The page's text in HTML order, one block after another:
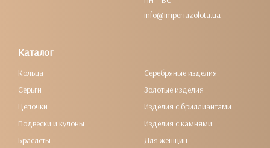
info@imperiazolota.ua
Каталог
Кольца
Серьги
Цепочки
Подвески и кулоны
Браслеты
Серебряные изделия
Золотые изделия
Изделия с бриллиантами
Изделия с камнями
Для женщин